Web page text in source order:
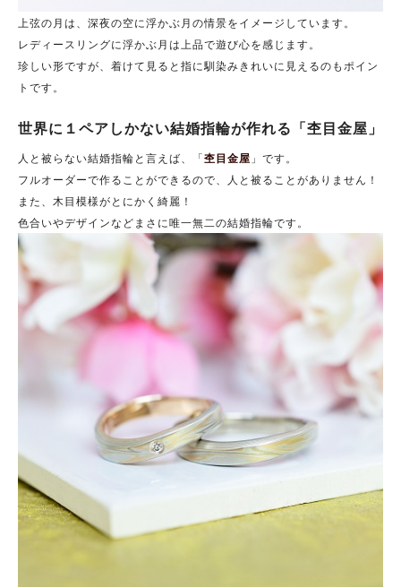
上弦の月は、深夜の空に浮かぶ月の情景をイメージしています。
レディースリングに浮かぶ月は上品で遊び心を感じます。
珍しい形ですが、着けて見ると指に馴染みきれいに見えるのもポイン
トです。
世界に１ペアしかない結婚指輪が作れる「杢目金屋」
人と被らない結婚指輪と言えば、「杢目金屋 」です。
フルオーダーで作ることができるので、人と被ることがありません！
また、木目模様がとにかく綺麗！
色合いやデザインなどまさに唯一無二の結婚指輪です。